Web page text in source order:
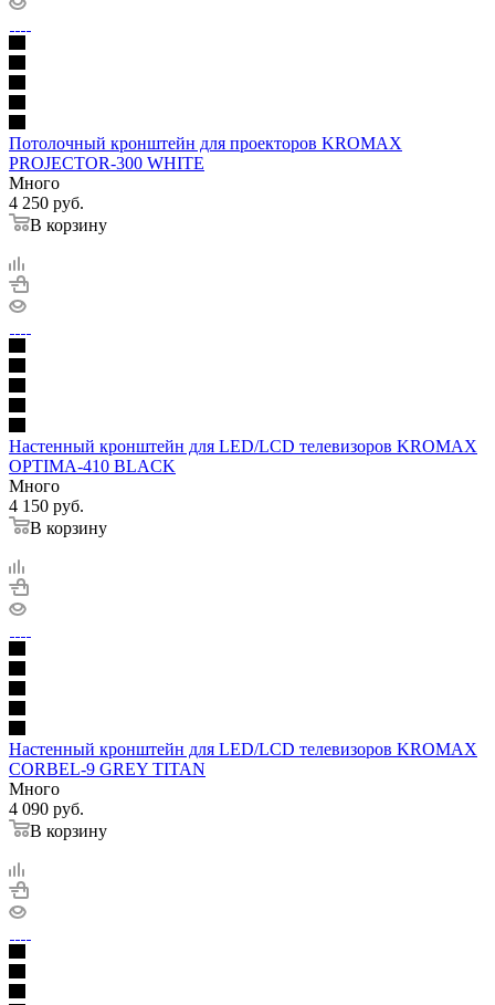
Потолочный кронштейн для проекторов KROMAX
PROJECTOR-300 WHITE
Много
4 250 руб.
В корзину
Настенный кронштейн для LED/LCD телевизоров KROMAX
OPTIMA-410 BLACK
Много
4 150 руб.
В корзину
Настенный кронштейн для LED/LCD телевизоров KROMAX
CORBEL-9 GREY TITAN
Много
4 090 руб.
В корзину